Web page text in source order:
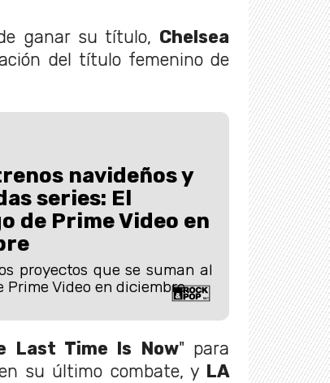
ganar su título, Chelsea
del título femenino de
navideños y
series: El
de Prime Video en
proyectos que se suman al
Prime Video en diciembre.
Last Time Is Now" para
su último combate, y LA